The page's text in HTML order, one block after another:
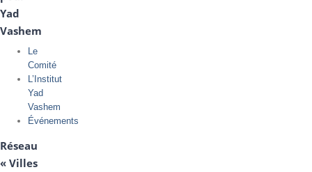
Yad
Vashem
Le
Comité
L’Institut
Yad
Vashem
Événements
Réseau
« Villes